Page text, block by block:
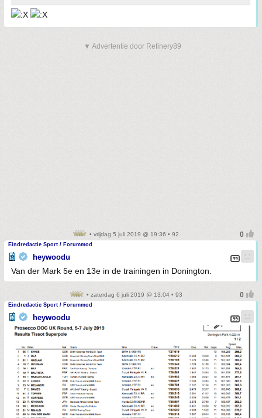
▼ Advertentie door Refinery89
• vrijdag 5 juli 2019 @ 19:36 • 92
Eindredactie Sport / Forummod
heywoodu
Van der Mark 5e en 13e in de trainingen in Donington.
• zaterdag 6 juli 2019 @ 13:04 • 93
Eindredactie Sport / Forummod
heywoodu